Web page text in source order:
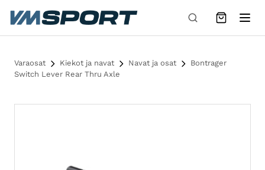
Siirry sisältöön
Varaosat Kiekot ja navat Navat ja osat
Bontrager
Switch Lever Rear Thru Axle